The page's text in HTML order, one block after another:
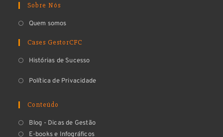
Sobre Nós
Quem somos
Cases GestorCFC
Histórias de Sucesso
Política de Privacidade
Conteúdo
Blog - Dicas de Gestão
E-books e Infográficos